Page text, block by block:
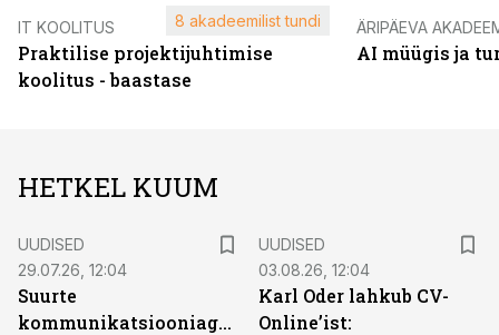
IT KOOLITUS
Praktilise projektijuhtimise
koolitus - baastase
8 akadeemilist tundi ÄRIPÄEVA
AI müügis ja
HETKEL KUUM
UUDISED
29.07.26, 12:04
Suurte
kommunikatsiooniagentuuride
UUDISED
03.08.26, 12:04
Karl Oder lahkub CV-
Online’ist: